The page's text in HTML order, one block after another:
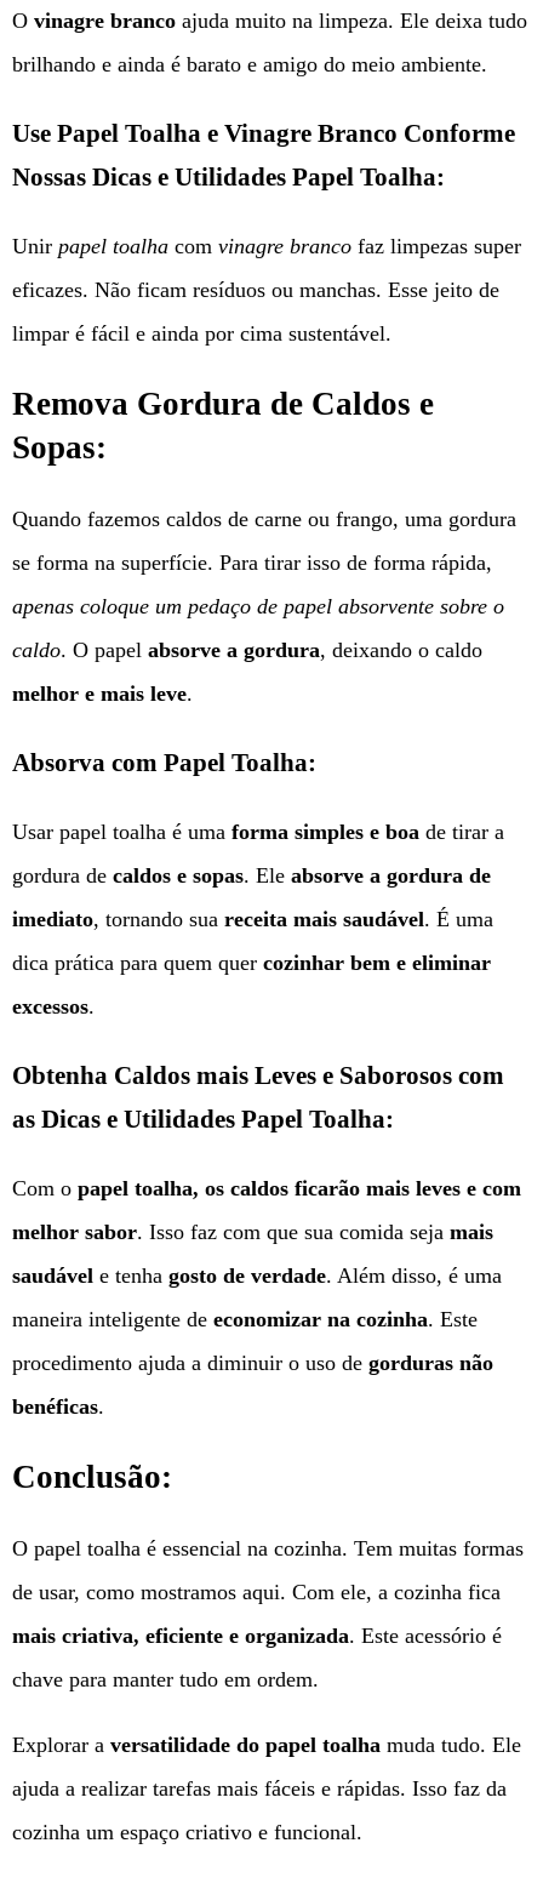
O vinagre branco ajuda muito na limpeza. Ele deixa tudo
brilhando e ainda é barato e amigo do meio ambiente.
Use Papel Toalha e Vinagre Branco Conforme
Nossas Dicas e Utilidades Papel Toalha:
Unir papel toalha com vinagre branco faz limpezas super
eficazes. Não ficam resíduos ou manchas. Esse jeito de
limpar é fácil e ainda por cima sustentável.
Remova Gordura de Caldos e
Sopas:
Quando fazemos caldos de carne ou frango, uma gordura
se forma na superfície. Para tirar isso de forma rápida,
apenas coloque um pedaço de papel absorvente sobre o
caldo. O papel absorve a gordura, deixando o caldo
melhor e mais leve.
Absorva com Papel Toalha:
Usar papel toalha é uma forma simples e boa de tirar a
gordura de caldos e sopas. Ele absorve a gordura de
imediato, tornando sua receita mais saudável. É uma
dica prática para quem quer cozinhar bem e eliminar
excessos.
Obtenha Caldos mais Leves e Saborosos com
as Dicas e Utilidades Papel Toalha:
Com o papel toalha, os caldos ficarão mais leves e com
melhor sabor. Isso faz com que sua comida seja mais
saudável e tenha gosto de verdade. Além disso, é uma
maneira inteligente de economizar na cozinha. Este
procedimento ajuda a diminuir o uso de gorduras não
benéficas.
Conclusão:
O papel toalha é essencial na cozinha. Tem muitas formas
de usar, como mostramos aqui. Com ele, a cozinha fica
mais criativa, eficiente e organizada. Este acessório é
chave para manter tudo em ordem.
Explorar a versatilidade do papel toalha muda tudo. Ele
ajuda a realizar tarefas mais fáceis e rápidas. Isso faz da
cozinha um espaço criativo e funcional.